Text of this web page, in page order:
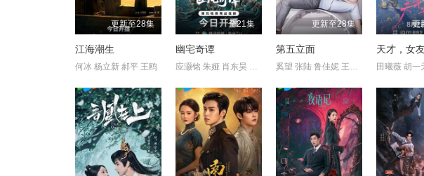
更新至28集
江海潮生
何冰 杨立新 郝平 王鸥
全21集
幽宅奇谭
应灏铭 朱娅 肖东昊 宋未央
更新至28集
第五立面
奚望 张陆 鲁佳妮 王之一
更
天才，女